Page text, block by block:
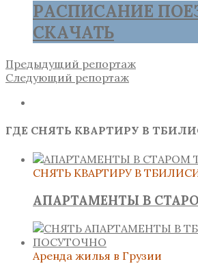
РАСПИСАНИЕ
СКАЧАТЬ
Предыдущий репортаж
Следующий репортаж
ГДЕ СНЯТЬ КВАРТИРУ В
СНЯТЬ КВАРТИРУ В
АПАРТАМЕНТЫ В
Аренда жилья в Грузии